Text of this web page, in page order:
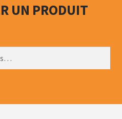
UN PRODUIT